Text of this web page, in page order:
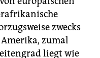
zwecks
zumal
liegt wie